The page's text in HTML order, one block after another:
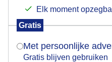
Elk moment
Gratis
Met persoonlijke
Gratis blijven gebruiken
Is goed,